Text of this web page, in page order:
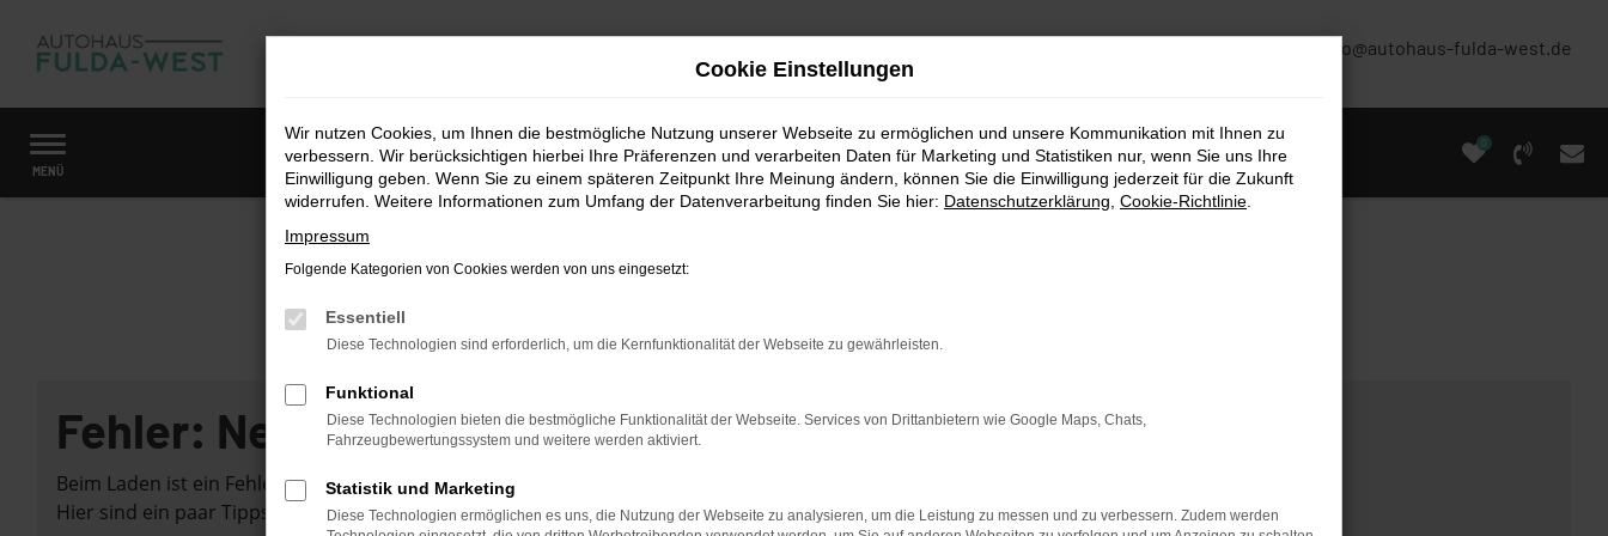
Zum
Hauptinhalt
info@autohaus-fulda-west.de
MENÜ
0
Startseite Fahrzeugmarkt
Fehler: Network Error
Beim Laden ist ein Fehler aufgetreten.
Hier sind ein paar Tipps, die dir helfen können:
Cookie Einstellungen
Wir nutzen Cookies, um Ihnen die bestmögliche Nutzung unserer Webseite zu ermöglichen und unsere Kommunikation mit Ihnen zu
verbessern. Wir berücksichtigen hierbei Ihre Präferenzen und verarbeiten Daten für Marketing und Statistiken nur, wenn Sie uns Ihre
Einwilligung geben. Wenn Sie zu einem späteren Zeitpunkt Ihre Meinung ändern, können Sie die Einwilligung jederzeit für die Zukunft
widerrufen. Weitere Informationen zum Umfang der Datenverarbeitung finden Sie hier: Datenschutzerklärung Cookie-Richtlinie
Impressum
Folgende Kategorien von Cookies werden von uns eingesetzt:
Essentiell
Diese Technologien sind erforderlich, um die Kernfunktionalität der Webseite zu gewährleisten.
Funktional
Diese Technologien bieten die bestmögliche Funktionalität der Webseite. Services von Drittanbietern wie Google Maps, Chats,
Fahrzeugbewertungssystem und weitere werden aktiviert.
Statistik und Marketing
Diese Technologien ermöglichen es uns, die Nutzung der Webseite zu analysieren, um die Leistung zu messen und zu verbessern. Zudem werden